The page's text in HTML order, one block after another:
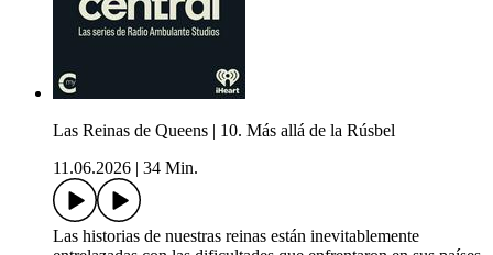
Las Reinas de Queens | 10. Más allá de la Rúsbel
11.06.2026
34 Min.
Las historias de nuestras reinas están inevitablemente